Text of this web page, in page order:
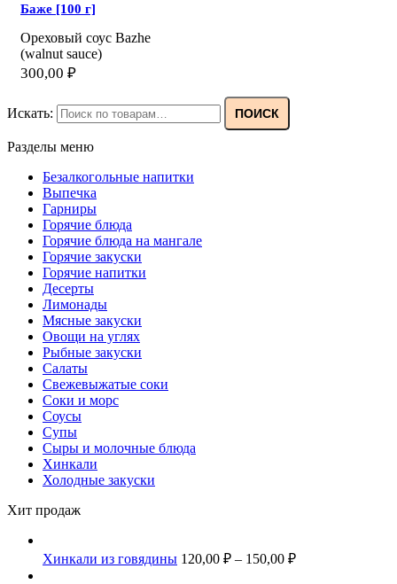
Баже [100 г]
Ореховый соус Bazhe
(walnut sauce)
300,00 ₽
Искать: ПОИСК
Разделы меню
Безалкогольные напитки
Выпечка
Гарниры
Горячие блюда
Горячие блюда на мангале
Горячие закуски
Горячие напитки
Десерты
Лимонады
Мясные закуски
Овощи на углях
Рыбные закуски
Салаты
Свежевыжатые соки
Соки и морс
Соусы
Супы
Сыры и молочные блюда
Хинкали
Холодные закуски
Хит продаж
Хинкали из говядины 120,00 ₽ – 150,00 ₽